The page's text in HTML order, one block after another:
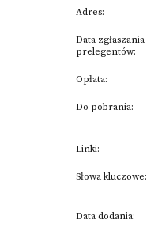
Adres:
Data zgłaszania
prelegentów:
Opłata:
Do pobrania:
Linki:
Słowa kluczowe:
Data dodania: